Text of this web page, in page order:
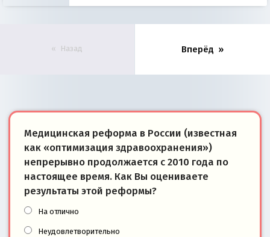
Назад Вперёд
Медицинская реформа в России (известная
как «оптимизация здравоохранения»)
непрерывно продолжается с 2010 года по
настоящее время. Как Вы оцениваете
результаты этой реформы?
На отлично
Неудовлетворительно